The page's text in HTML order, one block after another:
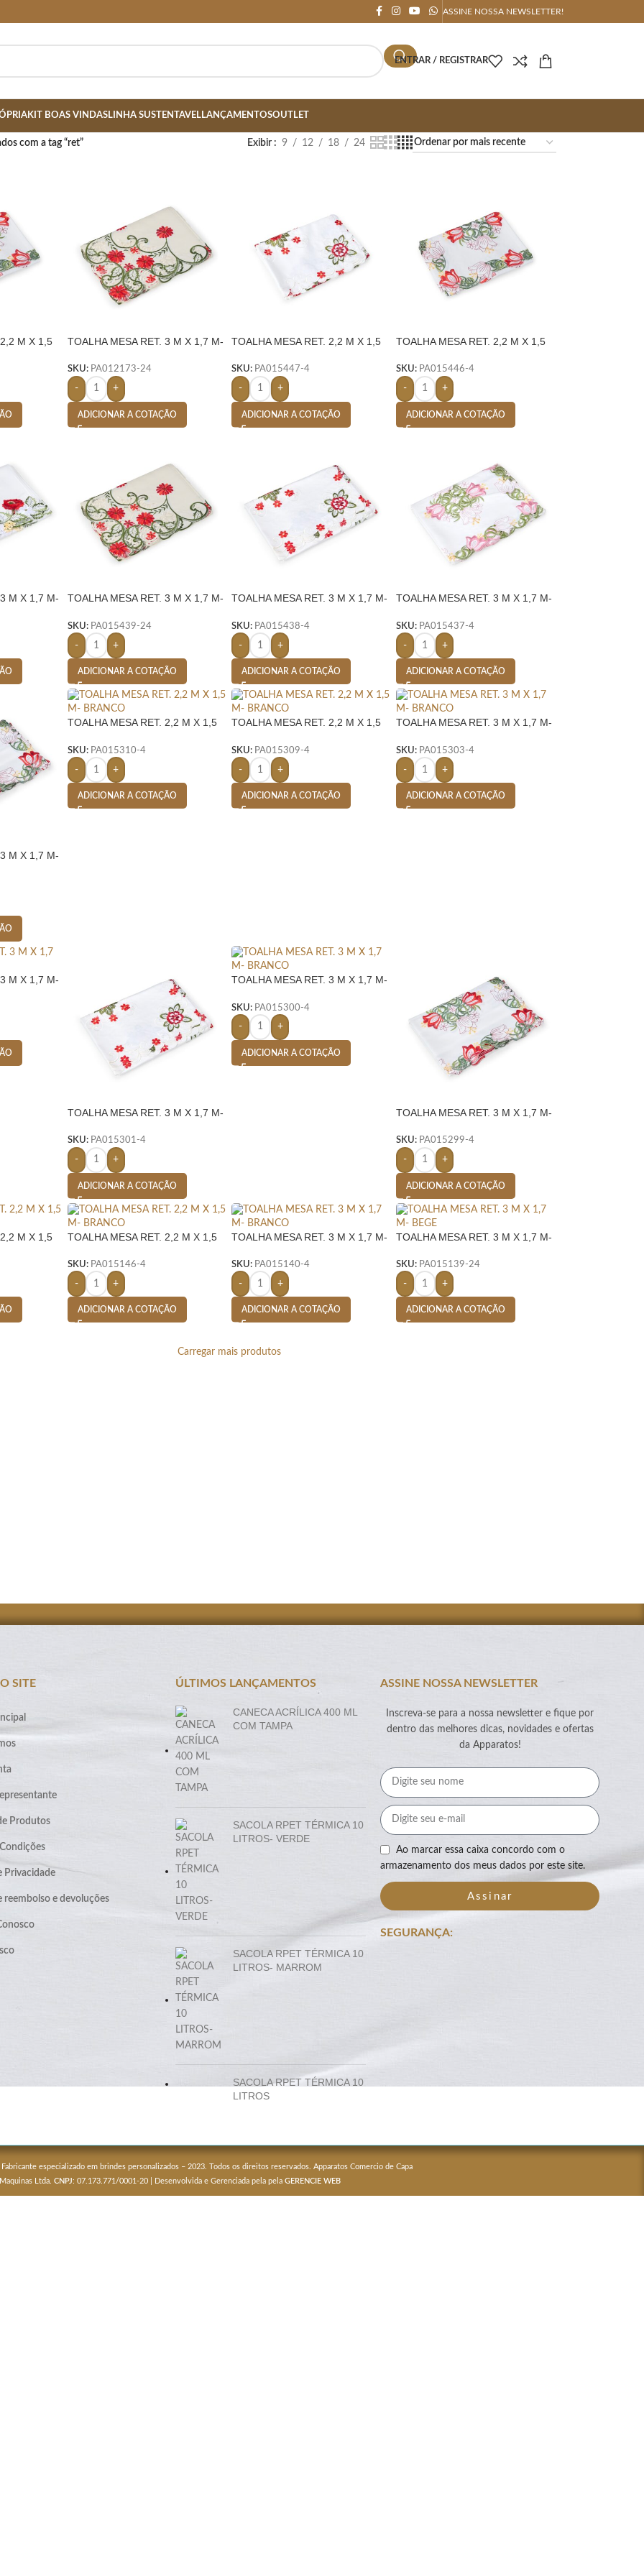
ASSINE NOSSA NEWSLETTER!
ENTRAR / REGISTRAR
KIT BOAS VINDASLINHA SUSTENTAVELLANÇAMENTOSOUTLET
com a tag “ret” Exibir 9 12 18 24
M X 1,5
TOALHA MESA RET. 3 M X 1,7 M-
SKU: PA012173-24
- +
ADICIONAR A COTAÇÃO
TOALHA MESA RET. 2,2 M X 1,5
SKU: PA015447-4
- +
ADICIONAR A COTAÇÃO
TOALHA MESA RET. 2,2 M X 1,5
SKU: PA015446-4
- +
ADICIONAR A COTAÇÃO
M X 1,7 M-
TOALHA MESA RET. 3 M X 1,7 M-
SKU: PA015439-24
- +
ADICIONAR A COTAÇÃO
TOALHA MESA RET. 3 M X 1,7 M-
SKU: PA015438-4
- +
ADICIONAR A COTAÇÃO
TOALHA MESA RET. 3 M X 1,7 M-
SKU: PA015437-4
- +
ADICIONAR A COTAÇÃO
M X 1,7 M-
TOALHA MESA RET. 2,2 M X 1,5
SKU: PA015310-4
- +
ADICIONAR A COTAÇÃO
TOALHA MESA RET. 2,2 M X 1,5
SKU: PA015309-4
- +
ADICIONAR A COTAÇÃO
TOALHA MESA RET. 3 M X 1,7 M-
SKU: PA015303-4
- +
ADICIONAR A COTAÇÃO
M X 1,7 M-
TOALHA MESA RET. 3 M X 1,7 M-
SKU: PA015301-4
- +
ADICIONAR A COTAÇÃO
TOALHA MESA RET. 3 M X 1,7 M-
SKU: PA015300-4
- +
ADICIONAR A COTAÇÃO
TOALHA MESA RET. 3 M X 1,7 M-
SKU: PA015299-4
- +
ADICIONAR A COTAÇÃO
M X 1,5
TOALHA MESA RET. 2,2 M X 1,5
SKU: PA015146-4
- +
ADICIONAR A COTAÇÃO
TOALHA MESA RET. 3 M X 1,7 M-
SKU: PA015140-4
- +
ADICIONAR A COTAÇÃO
TOALHA MESA RET. 3 M X 1,7 M-
SKU: PA015139-24
- +
ADICIONAR A COTAÇÃO
Carregar mais produtos
SITE
Produtos
Privacidade
reembolso e devoluções
ÚLTIMOS LANÇAMENTOS
CANECA ACRÍLICA 400 ML
COM TAMPA
SACOLA RPET TÉRMICA 10
LITROS- VERDE
SACOLA RPET TÉRMICA 10
LITROS- MARROM
SACOLA RPET TÉRMICA 10
LITROS
ASSINE NOSSA NEWSLETTER
Inscreva-se para a nossa newsletter e fique por
dentro das melhores dicas, novidades e ofertas
da Apparatos!
Ao marcar essa caixa concordo com o
armazenamento dos meus dados por este site.
Assinar
SEGURANÇA:
Fabricante especializado em brindes personalizados – 2023. Todos os direitos reservados. Apparatos Comercio de Capa
Ltda. CNPJ: 07.173.771/0001-20 | Desenvolvida e Gerenciada pela pela GERENCIE WEB